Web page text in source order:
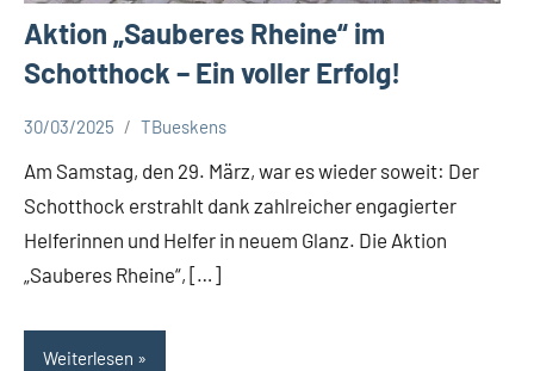
Aktion „Sauberes Rheine“ im
Schotthock – Ein voller Erfolg!
30/03/2025 TBueskens
Am Samstag, den 29. März, war es wieder soweit: Der
Schotthock erstrahlt dank zahlreicher engagierter
Helferinnen und Helfer in neuem Glanz. Die Aktion
„Sauberes Rheine“, […]
Weiterlesen